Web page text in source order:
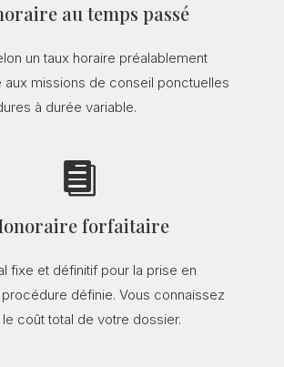
au temps passé
un taux horaire préalablement
aux missions de conseil ponctuelles
à durée variable.

forfaitaire
fixe et définitif pour la prise en
procédure définie. Vous connaissez
coût total de votre dossier.